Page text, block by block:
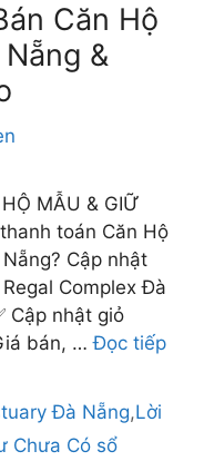
Căn Hộ
&
MẪU & GIỮ
toán Căn Hộ
Cập nhật
Complex Đà
Cập nhật giỏ
bán, …Đọc tiếp
Đà Nẵng,Lời
Chưa Có sổ